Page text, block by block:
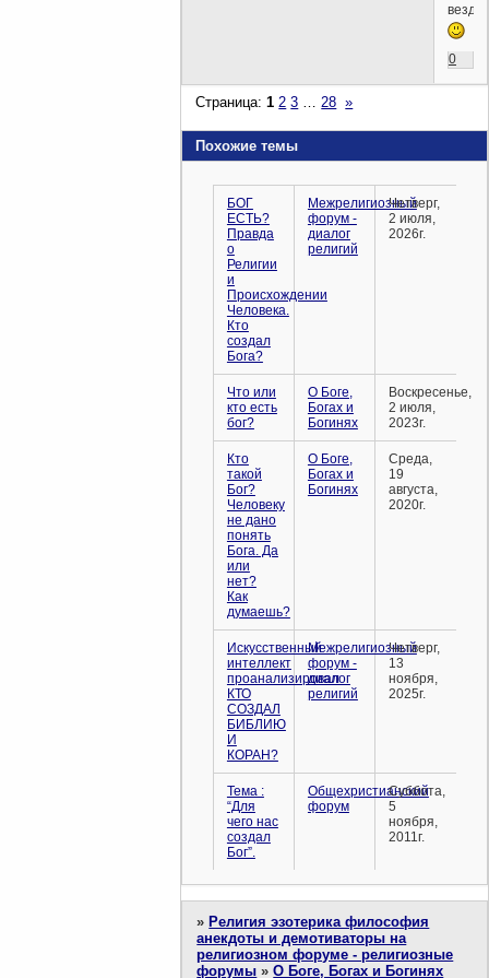
везде!
0
Страница:1 2 3 28 »
Похожие темы
БОГ
ЕСТЬ?
Правда
о
Религии
и
Происхождении
Человека.
Кто
создал
Бога?
Межрелигиозный
форум -
диалог
религий
Четверг,
2 июля,
2026г.
Что или
кто есть
бог?
О Боге,
Богах и
Богинях
Воскресенье,
2 июля,
2023г.
Кто
такой
Бог?
Человеку
не дано
понять
Бога. Да
или
нет?
Как
думаешь?
О Боге,
Богах и
Богинях
Среда,
19
августа,
2020г.
Искусственный
интеллект
проанализировал
КТО
СОЗДАЛ
БИБЛИЮ
И
КОРАН?
Межрелигиозный
форум -
диалог
религий
Четверг,
13
ноября,
2025г.
Тема :
“Для
чего нас
создал
Бог”.
Общехристианский
форум
Суббота,
5
ноября,
2011г.
» Религия эзотерика философия
анекдоты и демотиваторы на
религиозном форуме - религиозные
форумы »О Боге, Богах и Богинях